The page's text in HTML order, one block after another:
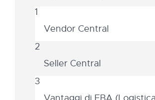
Vendor Central
Seller Central
Vantaggi di FBA